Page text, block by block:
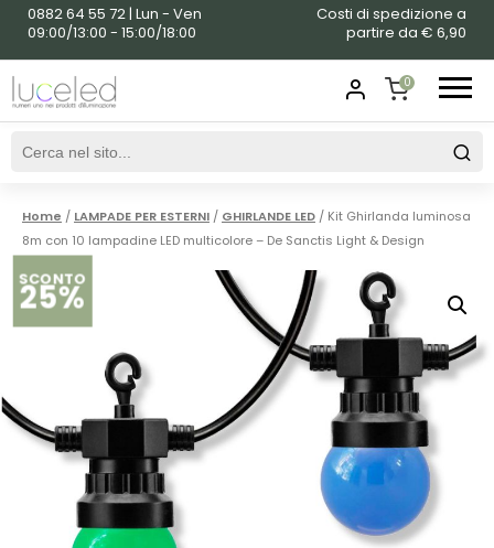
0882 64 55 72 | Lun - Ven
09:00/13:00 - 15:00/18:00
Costi di spedizione a
partire da € 6,90
0
SHOPPING
Home / LAMPADE PER ESTERNI / GHIRLANDE LED / Kit Ghirlanda luminosa
8m con 10 lampadine LED multicolore – De Sanctis Light & Design
SCONTO
25%